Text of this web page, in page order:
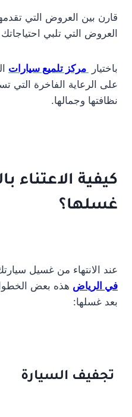
قارن بين العروض التي
العروض التي تلبي
باختيار مركز تلميع سيارات
على الرعاية الفاخرة
نظافتها وجمالها.
كيفية الاعتناء
غسلها؟
عند الانتهاء من غسيل
في الرياض هذه بعض
بعد غسلها:
تجفيف السيارة